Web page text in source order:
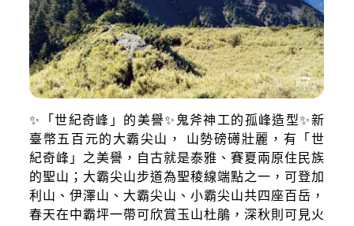
✨「世紀奇峰」的美譽✨鬼斧神工的孤峰造型✨新
臺幣五百元的大霸尖山， 山勢磅礡壯麗，有「世
紀奇峰」之美譽，自古就是泰雅、賽夏兩原住民族
的聖山；大霸尖山步道為聖稜線端點之一，可登加
利山、伊澤山、大霸尖山、小霸尖山共四座百岳，
春天在中霸坪一帶可欣賞玉山杜鵑，深秋則可見火